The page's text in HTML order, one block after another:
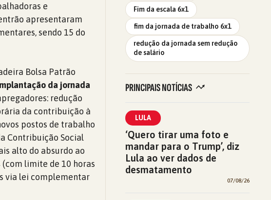
e
apresentaram
sendo 15 do
Bolsa Patrão
da jornada
redução
da contribuição à
postos de trabalho
Contribuição Social
alto do absurdo ao
limite de 10 horas
via lei complementar
Fim da escala 6x1
fim da jornada de trabalho 6x1
redução da jornada sem redução
de salário
PRINCIPAIS NOTÍCIAS
LULA
‘Quero tirar uma foto e
mandar para o Trump’, diz
Lula ao ver dados de
desmatamento
07/08/26